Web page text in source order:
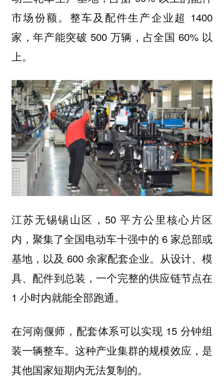
市场份额。整车及配件生产企业超 1400
家，年产能突破 500 万辆，占全国 60% 以
上。
江苏无锡锡山区，50 平方公里核心片区
内，聚集了全国电动车十强中的 6 家总部或
基地，以及 600 余家配套企业。从设计、模
具、配件到总装，一个完整的供应链节点在
1 小时内就能全部跑通。
在河南偃师，配套体系可以实现 15 分钟组
装一辆整车。这种产业集群的规模效应，是
其他国家短期内无法复制的。